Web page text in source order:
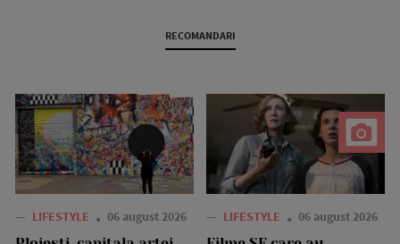
RECOMANDARI
— LIFESTYLE 06 august 2026 — LIFESTYLE 06 august 2026